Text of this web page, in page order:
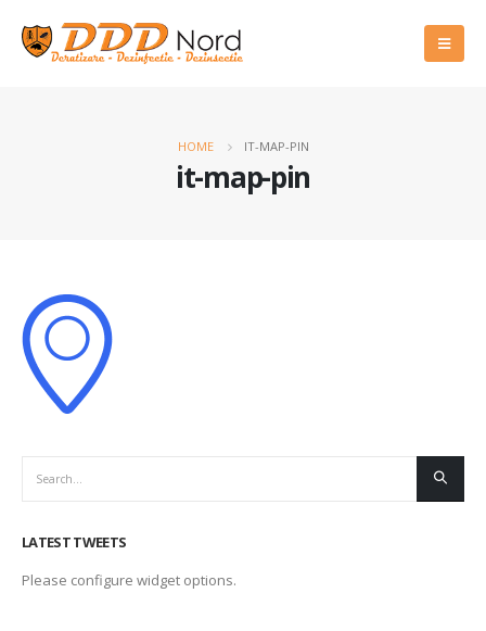
HOME IT-MAP-PIN
it-map-pin
LATEST TWEETS
Please configure widget options.